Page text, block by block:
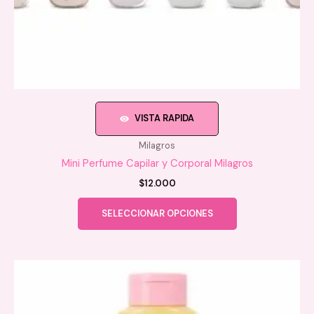
VISTA RAPIDA
Milagros
Mini Perfume Capilar y Corporal Milagros
$12.000
SELECCIONAR OPCIONES
Este
tiene